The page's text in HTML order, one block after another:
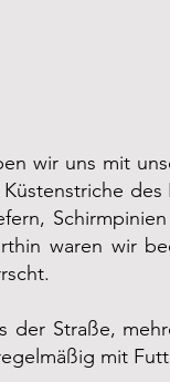
wir uns mit
waren wir
der Straße,
mit